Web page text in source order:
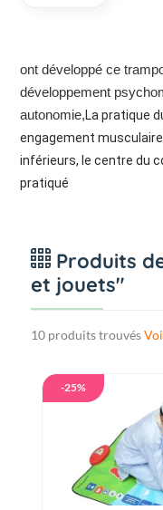
ont développé ce
développement
autonomie,La pratique
engagement
inférieurs, le centre du
pratiqué
Produits
et jouets"
10 produits trouvés
-25%